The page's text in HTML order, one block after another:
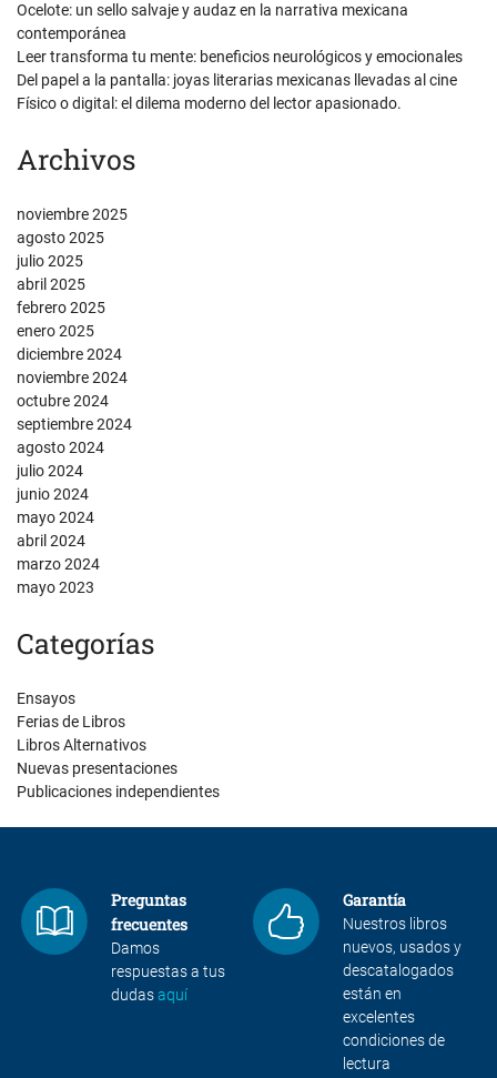
Ocelote: un sello salvaje y audaz en la narrativa mexicana
contemporánea
Leer transforma tu mente: beneficios neurológicos y emocionales
Del papel a la pantalla: joyas literarias mexicanas llevadas al cine
Físico o digital: el dilema moderno del lector apasionado.
Archivos
noviembre 2025
agosto 2025
julio 2025
abril 2025
febrero 2025
enero 2025
diciembre 2024
noviembre 2024
octubre 2024
septiembre 2024
agosto 2024
julio 2024
junio 2024
mayo 2024
abril 2024
marzo 2024
mayo 2023
Categorías
Ensayos
Ferias de Libros
Libros Alternativos
Nuevas presentaciones
Publicaciones independientes
Preguntas
frecuentes
Damos
respuestas a tus
dudasaquí
Garantía
Nuestros libros
nuevos, usados y
descatalogados
están en
excelentes
condiciones de
lectura